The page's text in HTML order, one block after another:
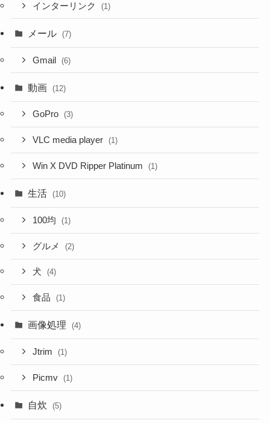
インターリンク (1)
メール (7)
Gmail (6)
動画 (12)
GoPro (3)
VLC media player (1)
Win X DVD Ripper Platinum (1)
生活 (10)
100均 (1)
グルメ (2)
犬 (4)
食品 (1)
画像処理 (4)
Jtrim (1)
Picmv (1)
自炊 (5)